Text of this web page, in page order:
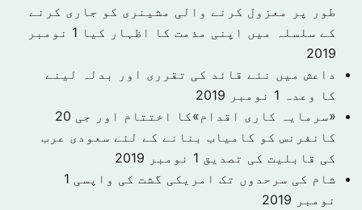
طور پر معزول کرنے والی مشینری کو جاری کرنے
کے سلسلہ میں اپنی مذمت کا اظہار کیا
1 نومبر
2019
داعش میں نئے قائد کی تقرری اور بدلہ لینے
کا وعدہ 1 نومبر 2019
«سرمایہ کاری اقدام»کا اختتام اور جی 20
کانفرنس کو کامیاب بنانے کے لئے سعودی عرب
کی قابلیت کی تصدیق 1 نومبر 2019
شام کی سرحدوں تک امریکی گشت کی واپسی 1
نومبر 2019